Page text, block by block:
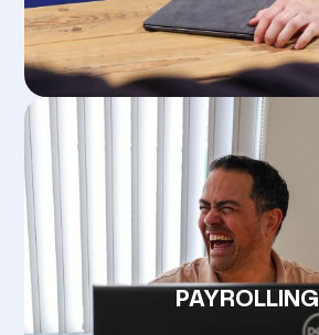
Home
Vacatures
Diensten PAYROLLING